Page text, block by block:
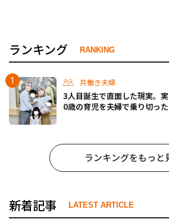
ランキング RANKING
共働き夫婦
3人目誕生で直面した現実。
0歳の育児を夫婦で乗り切っ
ランキングをもっと
新着記事 LATEST ARTICLE